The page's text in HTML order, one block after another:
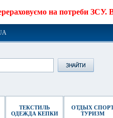
на потреби ЗСУ.
ТЕКСТИЛЬ
ОДЕЖДА КЕПКИ
ОТДЫХ
ТУРИЗМ